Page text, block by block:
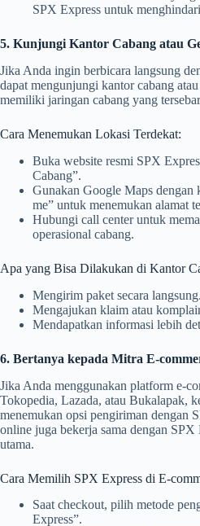
SPX Express untuk
5. Kunjungi Kantor Cabang atau
Jika Anda ingin berbicara langsung
dapat mengunjungi kantor cabang
memiliki jaringan cabang yang
Cara Menemukan Lokasi Terdekat:
Buka website resmi SPX
Cabang”.
Gunakan Google Maps dengan
me” untuk menemukan alamat
Hubungi call center untuk
operasional cabang.
Apa yang Bisa Dilakukan di Kantor
Mengirim paket secara langsung.
Mengajukan klaim atau
Mendapatkan informasi lebih
6. Bertanya kepada Mitra E-
Jika Anda menggunakan platform e-
Tokopedia, Lazada, atau Bukalapak,
menemukan opsi pengiriman dengan
online juga bekerja sama dengan
utama.
Cara Memilih SPX Express di E-
Saat checkout, pilih metode
Express”.